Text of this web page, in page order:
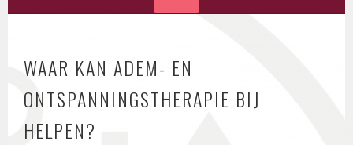
WAAR KAN ADEM- EN
ONTSPANNINGSTHERAPIE BIJ
HELPEN?